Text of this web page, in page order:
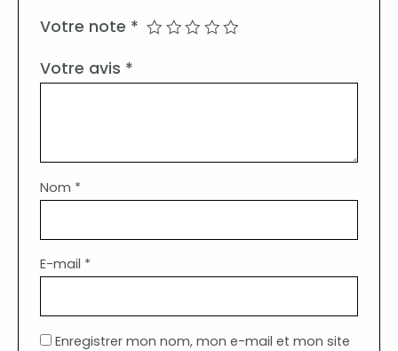
Votre note *
Votre avis *
Nom *
E-mail *
Enregistrer mon nom, mon e-mail et mon site